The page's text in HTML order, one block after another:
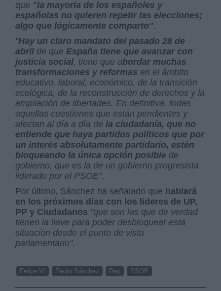
que "la mayoría de los españoles y
españolas no quieren repetir las elecciones;
algo que lógicamente comparto".
"Hay un claro mandato del pasado 28 de
abril de queEspaña tiene que avanzar con
justicia social, tiene que abordar muchas
transformaciones y reformas en el ámbito
educativo, laboral, económico, de la transición
ecológica, de la reconstrucción de derechos y la
ampliación de libertades. En definitiva, todas
aquellas cuestiones que están pendientes y
afectan al día a día dela ciudadanía, que no
entiende que haya partidos políticos que por
un interés absolutamente partidario, estén
bloqueando la única opción posible de
gobierno, que es la de un gobierno progresista
liderado por el PSOE".
Por último, Sánchez ha señalado que hablará
en los próximos días con los líderes de UP,
PP y Ciudadanos "que son las que de verdad
tienen la llave para poder desbloquear esta
situación desde el punto de vista
parlamentario".
Felipe VI Pedro Sánchez Rey PSOE